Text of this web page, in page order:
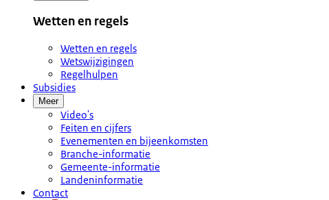
Wetten en regels
Wetten en regels
Wetswijzigingen
Regelhulpen
Subsidies
Meer
Video's
Feiten en cijfers
Evenementen en bijeenkomsten
Branche-informatie
Gemeente-informatie
Landeninformatie
Contact